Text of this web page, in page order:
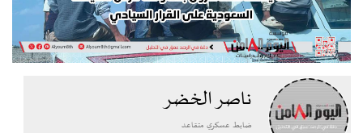
ناصر الخضر
ضابط عسكري متقاعد